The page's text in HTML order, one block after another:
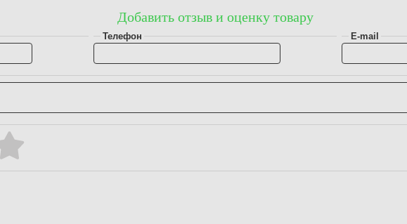
Добавить отзыв и оценку товару
Телефон E-mail